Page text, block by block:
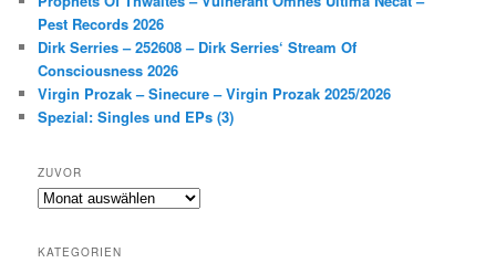
Pest Records 2026
Dirk Serries – 252608 – Dirk Serries‘ Stream Of
Consciousness 2026
Virgin Prozak – Sinecure – Virgin Prozak 2025/2026
Spezial: Singles und EPs (3)
ZUVOR
Zuvor
KATEGORIEN